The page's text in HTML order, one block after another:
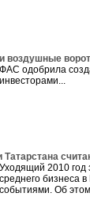
воздушные
ФАС одобрила
инвесторами...
Уходящий 2010 год
среднего бизнеса
событиями. Об